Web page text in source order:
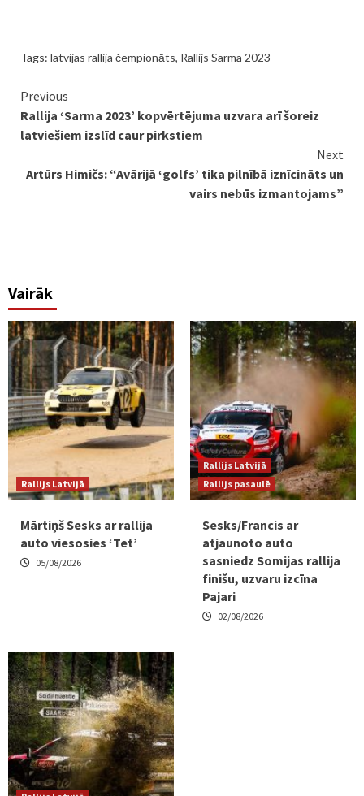
Tags: latvijas rallija čempionāts, Rallijs Sarma 2023
Continue
Reading
Previous
Rallija ‘Sarma 2023’ kopvērtējuma uzvara arī šoreiz
latviešiem izslīd caur pirkstiem
Next
Artūrs Himičs: “Avārijā ‘golfs’ tika pilnībā iznīcināts un
vairs nebūs izmantojams”
Vairāk
Rallijs Latvijā
Mārtiņš Sesks ar rallija
auto viesosies ‘Tet’
05/08/2026
Rallijs Latvijā
Rallijs pasaulē
Sesks/Francis ar
atjaunoto auto
sasniedz Somijas rallija
finišu, uzvaru izcīna
Pajari
02/08/2026